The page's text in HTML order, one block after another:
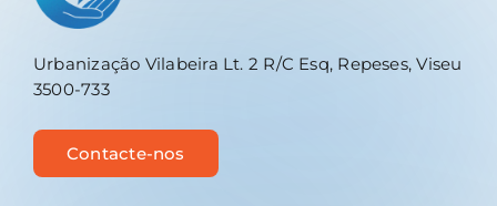
Urbanização Vilabeira Lt. 2 R/C Esq, Repeses, Viseu
3500-733
Contacte-nos